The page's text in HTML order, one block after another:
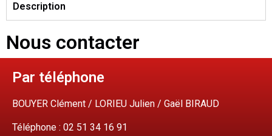
Description
Nous contacter
Par téléphone
BOUYER Clément / LORIEU Julien / Gaël BIRAUD
Téléphone : 02 51 34 16 91